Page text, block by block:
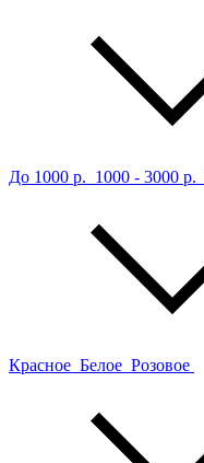
До 1000 р. 1000 - 3000 р.
Красное Белое Розовое